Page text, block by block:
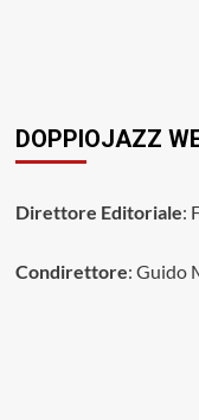
DOPPIOJAZZ
Direttore Editoriale:
Condirettore: Guido